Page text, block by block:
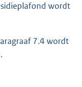
wordt
7.4 wordt